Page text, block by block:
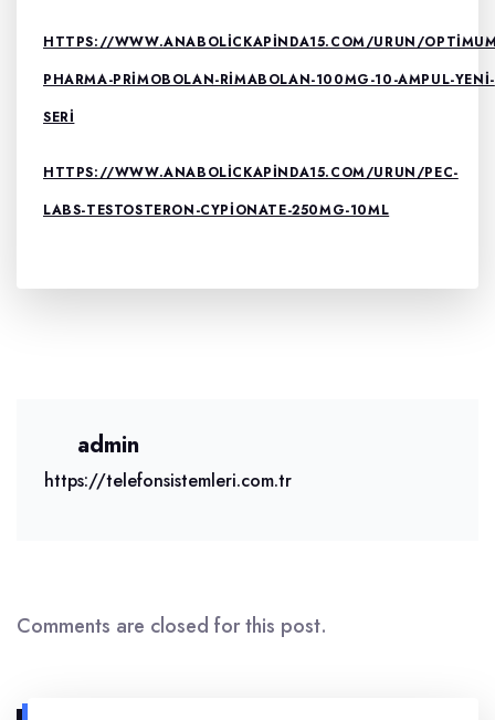
HTTPS://WWW.ANABOLICKAPINDA15.COM/URUN/
PHARMA-PRIMOBOLAN-RIMABOLAN-100MG-10-AMPUL-YENI-
SERI
HTTPS://WWW.ANABOLICKAPINDA15.COM/URUN/PEC-
LABS-TESTOSTERON-CYPIONATE-250MG-10ML
admin
https://telefonsistemleri.com.tr
Comments are closed for this post.